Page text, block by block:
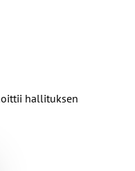
hallituksen